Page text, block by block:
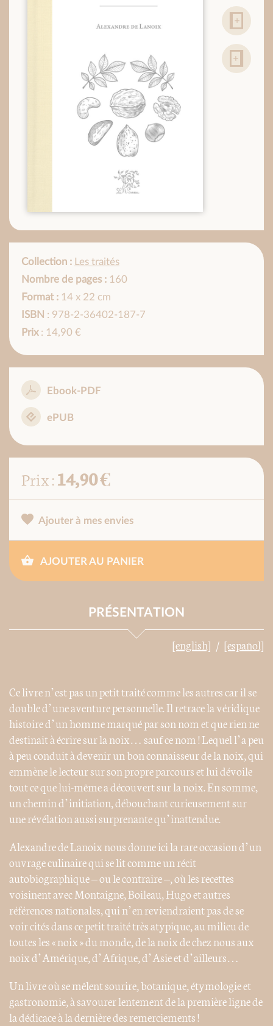
Collection : Les traités
Nombre de pages : 160
Format : 14 x 22 cm
ISBN : 978-2-36402-187-7
Prix: 14,90 €
Ebook-PDF
ePUB
Prix :14,90 €
Ajouter à mes envies
AJOUTER AU PANIER
PRÉSENTATION
[english] [español]
Ce livre n’est pas un petit traité comme les autres car il se
double d’une aventure personnelle. Il retrace la véridique
histoire d’un homme marqué par son nom et que rien ne
destinait à écrire sur la noix… sauf ce nom ! Lequel l’a peu
à peu conduit à devenir un bon connaisseur de la noix, qui
emmène le lecteur sur son propre parcours et lui dévoile
tout ce que lui-même a découvert sur la noix. En somme,
un chemin d’initiation, débouchant curieusement sur
une révélation aussi surprenante qu’inattendue.
Alexandre de Lanoix nous donne ici la rare occasion d’un
ouvrage culinaire qui se lit comme un récit
autobiographique – ou le contraire –, où les recettes
voisinent avec Montaigne, Boileau, Hugo et autres
références nationales, qui n’en reviendraient pas de se
voir cités dans ce petit traité très atypique, au milieu de
toutes les « noix » du monde, de la noix de chez nous aux
noix d’Amérique, d’Afrique, d’Asie et d’ailleurs…
Un livre où se mêlent sourire, botanique, étymologie et
gastronomie, à savourer lentement de la première ligne de
la dédicace à la dernière des remerciements !